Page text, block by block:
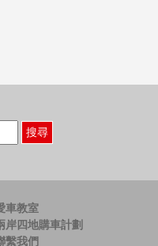
車教室
岸四地購車計劃
繫我們